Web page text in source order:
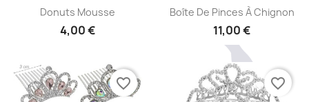
Aperçu rapide
Donuts Mousse
4,00 €
Aperçu rapide
Boîte De Pinces À Chignon
11,00 €
favorite_border favorite_border